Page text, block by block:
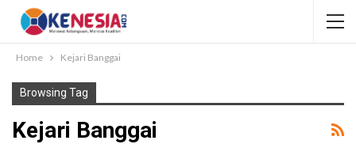
Home Kejari Banggai
Browsing Tag
Kejari Banggai